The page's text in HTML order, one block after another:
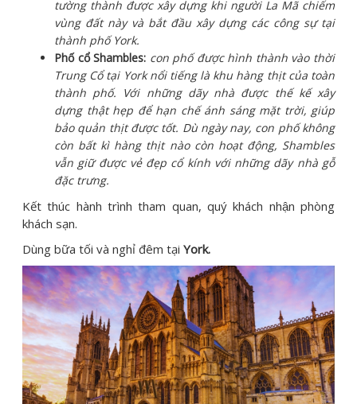
tường thành được xây dựng khi người La Mã chiếm
vùng đất này và bắt đầu xây dựng các công sự tại
thành phố York.
Phố cổ Shambles: con phố được hình thành vào thời
Trung Cổ tại York nổi tiếng là khu hàng thịt của toàn
thành phố. Với những dãy nhà được thế kế xây
dựng thật hẹp để hạn chế ánh sáng mặt trời, giúp
bảo quản thịt được tốt. Dù ngày nay, con phố không
còn bất kì hàng thịt nào còn hoạt động, Shambles
vẫn giữ được vẻ đẹp cổ kính với những dãy nhà gỗ
đặc trưng.
Kết thúc hành trình tham quan, quý khách nhận phòng
khách sạn.
Dùng bữa tối và nghỉ đêm tại York.